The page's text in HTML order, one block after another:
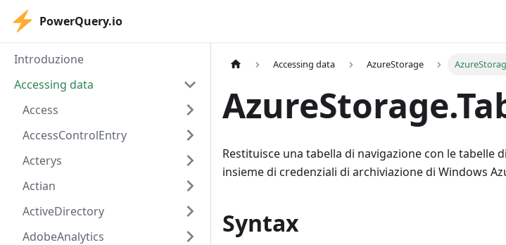
PowerQuery.io
Introduzione
Accessing data
Access
AccessControlEntry
Acterys
Actian
ActiveDirectory
AdobeAnalytics
Accessing data AzureStorage
Restituisce una tabella di navigazione con le tabelle
insieme di credenziali di archiviazione di Windows
Syntax